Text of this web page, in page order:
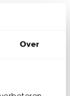
Over
online
ook is, de
of in de